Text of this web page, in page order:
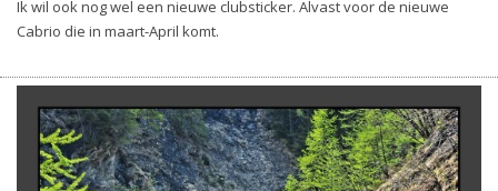
Ik wil ook nog wel een nieuwe clubsticker. Alvast voor de nieuwe
Cabrio die in maart-April komt.